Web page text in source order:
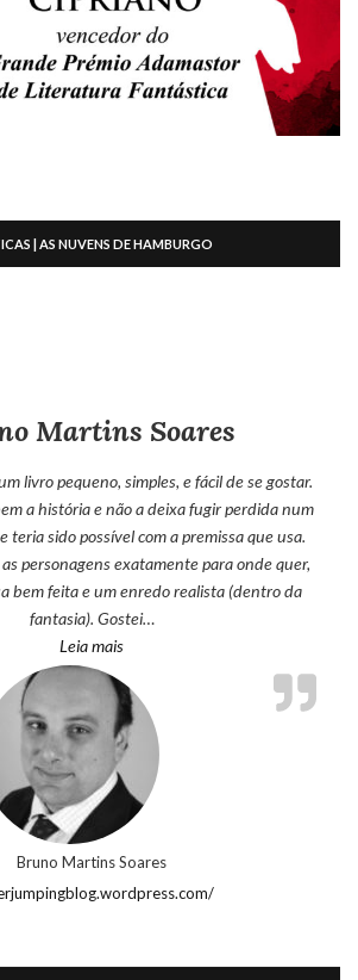
| AS NUVENS DE HAMBURGO
Martins Soares
livro pequeno, simples, e fácil de se gostar.
a história e não a deixa fugir perdida num
teria sido possível com a premissa que usa.
personagens exatamente para onde quer,
bem feita e um enredo realista (dentro da
fantasia). Gostei…
Leia mais“Bruno Martins Soares”
Bruno Martins Soares